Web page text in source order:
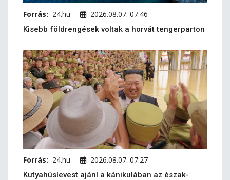
Forrás: 24.hu 2026.08.07. 07:46
Kisebb földrengések voltak a horvát tengerparton
Forrás: 24.hu 2026.08.07. 07:27
Kutyahúslevest ajánl a kánikulában az észak-